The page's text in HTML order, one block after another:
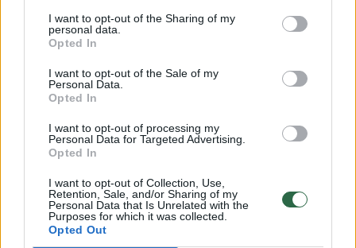
I want to opt-out of the Sharing of my
personal data.
Opted In
I want to opt-out of the Sale of my
Personal Data.
Opted In
I want to opt-out of processing my
Personal Data for Targeted Advertising.
Opted In
I want to opt-out of Collection, Use,
Retention, Sale, and/or Sharing of my
Personal Data that Is Unrelated with the
Purposes for which it was collected.
Opted Out
rimtesnių raidos sutrikimų – o tai dar labiau
padidintų jo naudingumą.
„Šis įrankis galėtų pakeisti autizmo
Mostofsky. – Kuo tiksliau nustatę autizmą,
galėsime vaikams taikyti intervencines
priemones, kurios pagerintų jų gyvenimo
kokybę ir ilgalaikes pasekmes. Norime, kad
CAMI būtų plačiai naudojamas klinikose, kad